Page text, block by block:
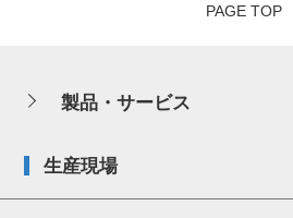
PAGE TOP
製品・サービス
生産現場